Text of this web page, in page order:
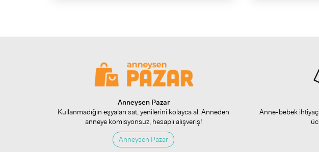
Anneysen Pazar
Kullanmadığın eşyaları sat, yenilerini kolayca al. Anneden
anneye komisyonsuz, hesaplı alışveriş!
Anneysen Pazar
Anne-bebek